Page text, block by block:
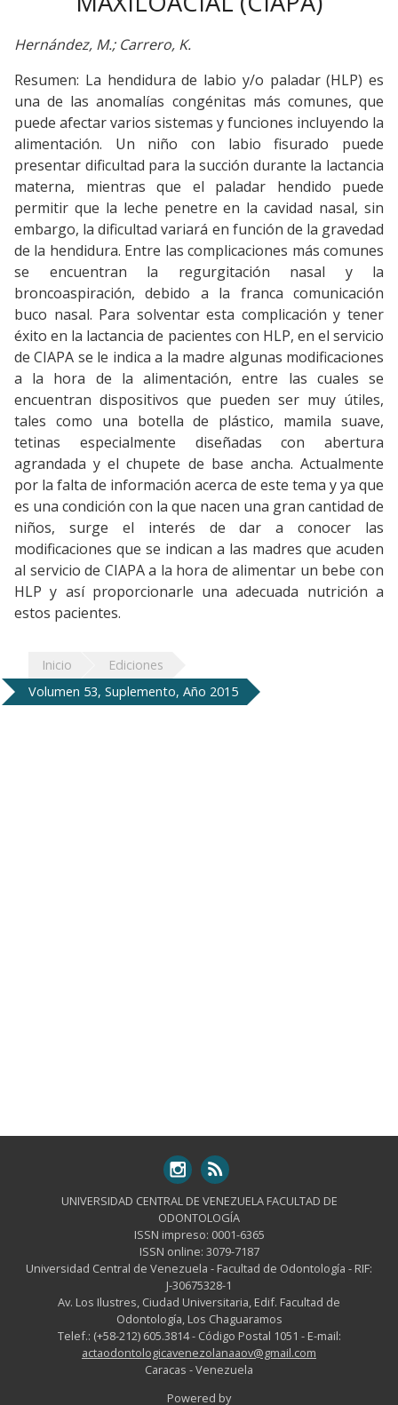
Hernández, M.; Carrero, K.
Resumen: La hendidura de labio y/o paladar (HLP) es
una de las anomalías congénitas más comunes, que
puede afectar varios sistemas y funciones incluyendo la
alimentación. Un niño con labio fisurado puede
presentar dificultad para la succión durante la lactancia
materna, mientras que el paladar hendido puede
permitir que la leche penetre en la cavidad nasal, sin
embargo, la dificultad variará en función de la gravedad
de la hendidura. Entre las complicaciones más comunes
se encuentran la regurgitación nasal y la
broncoaspiración, debido a la franca comunicación
buco nasal. Para solventar esta complicación y tener
éxito en la lactancia de pacientes con HLP, en el servicio
de CIAPA se le indica a la madre algunas modificaciones
a la hora de la alimentación, entre las cuales se
encuentran dispositivos que pueden ser muy útiles,
tales como una botella de plástico, mamila suave,
tetinas especialmente diseñadas con abertura
agrandada y el chupete de base ancha. Actualmente
por la falta de información acerca de este tema y ya que
es una condición con la que nacen una gran cantidad de
niños, surge el interés de dar a conocer las
modificaciones que se indican a las madres que acuden
al servicio de CIAPA a la hora de alimentar un bebe con
HLP y así proporcionarle una adecuada nutrición a
estos pacientes.
Inicio
Ediciones
Volumen 53, Suplemento, Año 2015
UNIVERSIDAD CENTRAL DE VENEZUELA FACULTAD DE
ODONTOLOGÍA
ISSN impreso: 0001-6365
ISSN online: 3079-7187
Universidad Central de Venezuela - Facultad de Odontología - RIF:
J-30675328-1
Av. Los Ilustres, Ciudad Universitaria, Edif. Facultad de
Odontología, Los Chaguaramos
Telef.: (+58-212) 605.3814 - Código Postal 1051 - E-mail:
actaodontologicavenezolanaaov@gmail.com
Caracas - Venezuela
Powered by